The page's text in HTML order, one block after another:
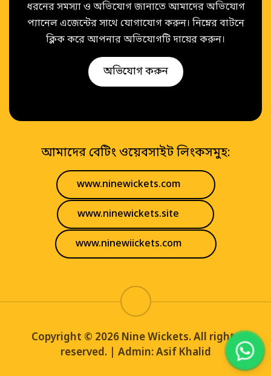
ধরনের সমস্যা ও অভিযোগ জানাতে আমাদের অভিযোগ
প্যানেল এজেন্টের সাথে যোগাযোগ করুন। নিম্নের বাটনে
ক্লিক করে আপনার অভিযোগটি দায়ের করুন।
অভিযোগ করুন
আমাদের বেটিং ওয়েবসাইট লিংকসমুহ:
www.ninewickets.com
www.ninewickets.site
www.ninewiickets.com
Copyright © 2026 Nine Wickets. All rights
reserved. | Admin: Asif Khalid